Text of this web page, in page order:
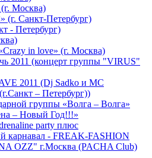
Москва)
(г. Санкт-Петербург)
- Петербург)
in love» (г. Москва)
2011 (концерт группы "VIRUS"
2011 (Dj Sadko и MC
– Петербург))
группы «Волга – Волга»
– Новый Год!!!»
party плюс
карнавал - FREAK-FASHION
OZZ" г.Москва (PACHA Club)